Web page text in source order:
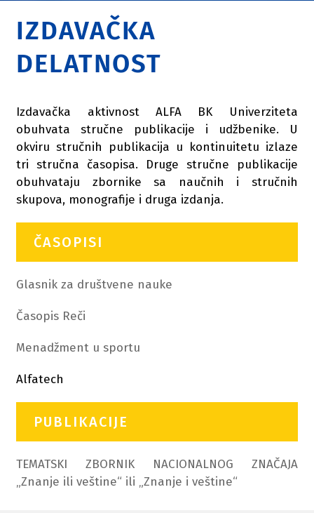
IZDAVAČKA
DELATNOST
Izdavačka aktivnost ALFA BK Univerziteta
obuhvata stručne publikacije i udžbenike. U
okviru stručnih publikacija u kontinuitetu izlaze
tri stručna časopisa. Druge stručne publikacije
obuhvataju zbornike sa naučnih i stručnih
skupova, monografije i druga izdanja.
ČASOPISI
Glasnik za društvene nauke
Časopis Reči
Menadžment u sportu
Alfatech
PUBLIKACIJE
TEMATSKI ZBORNIK NACIONALNOG ZNAČAJA
„Znanje ili veštine“ ili „Znanje i veštine“